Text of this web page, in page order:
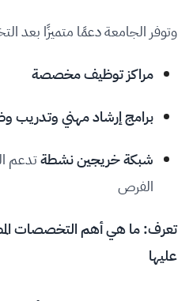
وتوفر الجامعة دعمًا متميزًا بعد
مراكز توظيف مخصصة
برامج إرشاد مهني وتدريب
شبكة خريجين نشطةتدعم
الفرص
تعرف:ما هي أهم التخصصات
عليها